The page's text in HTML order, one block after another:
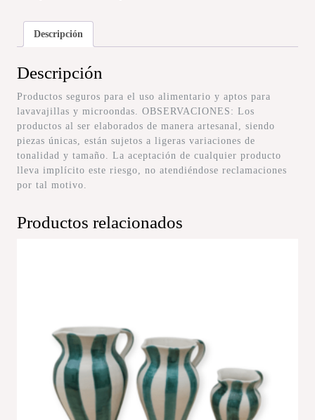
Descripción
Descripción
Productos seguros para el uso alimentario y aptos para
lavavajillas y microondas. OBSERVACIONES: Los
productos al ser elaborados de manera artesanal, siendo
piezas únicas, están sujetos a ligeras variaciones de
tonalidad y tamaño. La aceptación de cualquier producto
lleva implícito este riesgo, no atendiéndose reclamaciones
por tal motivo.
Productos relacionados